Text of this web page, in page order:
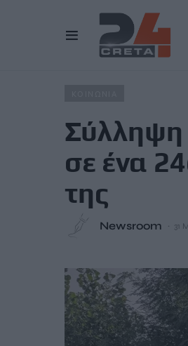
Άρθρα Σύλληψη
Σύλληψη
σε ένα
της
Newsroom 31